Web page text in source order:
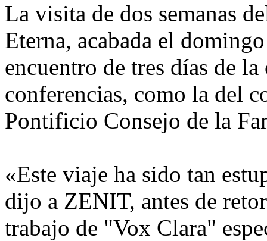
La visita de dos semanas
Eterna, acabada el
encuentro de tres días de
conferencias, como la del
Pontificio Consejo de la
«Este viaje ha sido tan
dijo a ZENIT, antes de
trabajo de "Vox Clara"